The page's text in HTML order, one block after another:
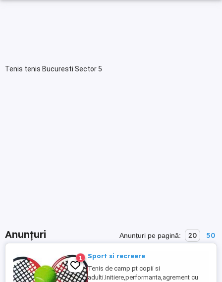
Tenis tenis Bucuresti Sector 5
Anunțuri Anunțuri pe pagină: 20 50
1 Sport si recreere
Tenis de camp pt copii si
adulti.Initiere,performanta,agrement cu